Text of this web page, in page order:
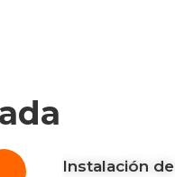
Instalación de